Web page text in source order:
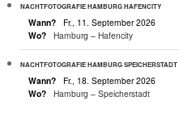
NACHTFOTOGRAFIE HAMBURG HAFENCITY
Wann?
Fr., 11. September 2026
Wo?
Hamburg – Hafencity
NACHTFOTOGRAFIE HAMBURG SPEICHERSTADT
Wann?
Fr., 18. September 2026
Wo?
Hamburg – Speicherstadt